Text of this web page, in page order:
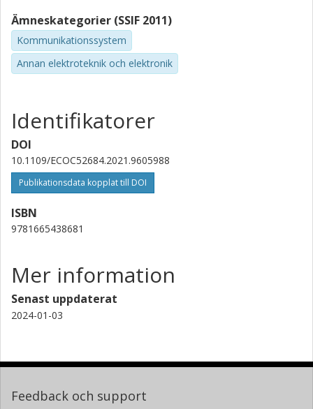
Ämneskategorier (SSIF 2011)
Kommunikationssystem
Annan elektroteknik och elektronik
Identifikatorer
DOI
10.1109/ECOC52684.2021.9605988
Publikationsdata kopplat till DOI
ISBN
9781665438681
Mer information
Senast uppdaterat
2024-01-03
Feedback och support